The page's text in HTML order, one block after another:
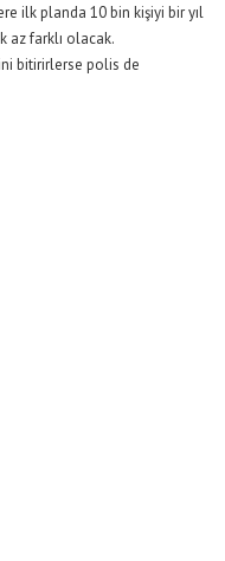
ilk planda 10 bin kişiyi bir yıl
az farklı olacak.
bitirirlerse polis de